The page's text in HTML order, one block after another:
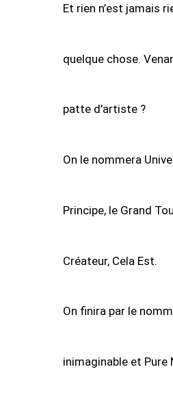
Et rien n’est jamais
quelque chose.
patte d’artiste ?
On le nommera
Principe, le Grand
Créateur, Cela Est.
On finira par le
inimaginable et Pure